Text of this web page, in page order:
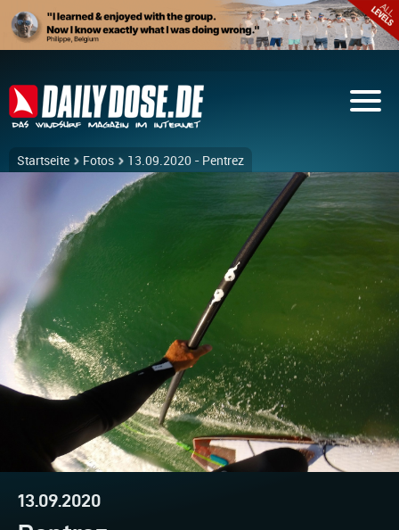
Startseite Fotos 13.09.2020 - Pentrez
13.09.2020